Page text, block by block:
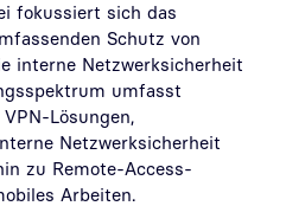
fokussiert sich das
Schutz von
interne Netzwerksicherheit
umfasst
Lösungen,
Netzwerksicherheit
zu Remote-Access-
Arbeiten.